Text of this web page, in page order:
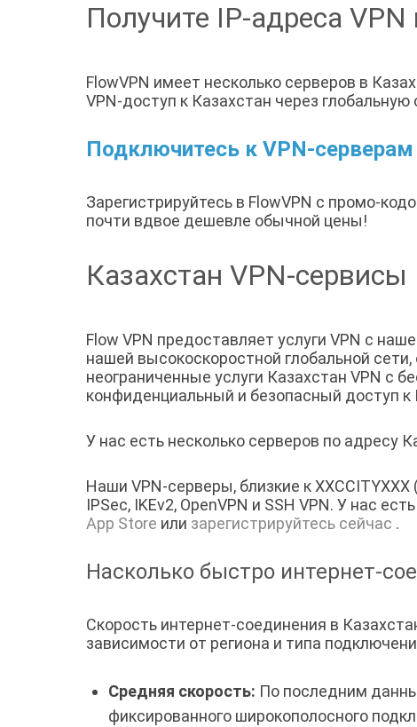
Получите IP-адреса VPN
FlowVPN имеет несколько серверов в
VPN-доступ к Казахстан через глобальную
Подключитесь к VPN-серверам
Зарегистрируйтесь в FlowVPN с промо-
почти вдвое дешевле обычной цены!
Казахстан VPN-сервисы
Flow VPN предоставляет услуги VPN с
нашей высокоскоростной глобальной
неограниченные услуги Казахстан VPN с
конфиденциальный и безопасный доступ
У нас есть несколько серверов по
Наши VPN-серверы, близкие к
IPSec, IKEv2, OpenVPN и SSH VPN. У нас
App Store или зарегистрируйтесь сейчас .
Насколько быстро интернет-
Скорость интернет-соединения в
зависимости от региона и типа
Средняя скорость: По последним
фиксированного широкополосного